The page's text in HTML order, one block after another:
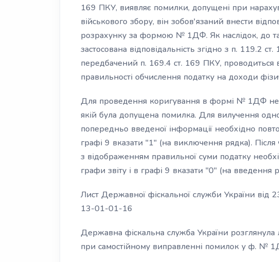
169 ПКУ, виявляє помилки, допущені при
військового збору, він зобов'язаний внести
розрахунку за формою № 1ДФ. Як наслідок, до
застосована відповідальність згідно з п. 119.2
передбачений п. 169.4 ст. 169 ПКУ, проводиться
правильності обчислення податку на доходи
Для проведення коригування в формі № 1ДФ
якій була допущена помилка. Для вилучення
попередньо введеної інформації необхідно
графі 9 вказати "1" (на виключення рядка).
з відображенням правильної суми податку
графи звіту і в графі 9 вказати "0" (на введення
Лист Державної фіскальної служби України
13-01-01-16
Державна фіскальна служба України
при самостійному виправленні помилок у ф. №